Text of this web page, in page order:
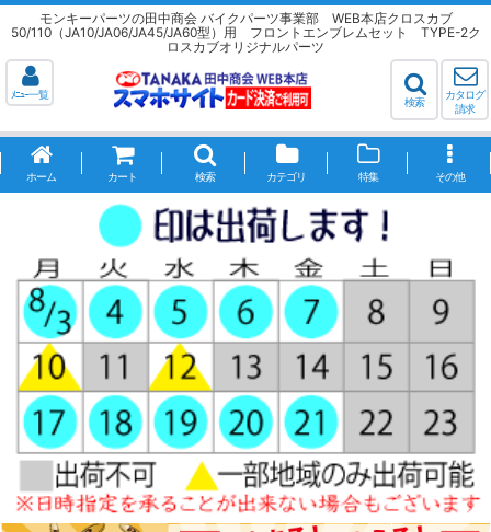
モンキーパーツの田中商会 バイクパーツ事業部 WEB本店クロスカブ
50/110（JA10/JA06/JA45/JA60型）用 フロントエンブレムセット TYPE-2ク
ロスカブオリジナルパーツ
ﾒﾆｭｰ一覧
検索
カタログ
請求
ホーム カート 検索 カテゴリ 特集 その他